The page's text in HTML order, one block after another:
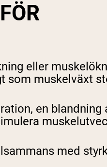
eller
som muskelväxt
en blandning
med